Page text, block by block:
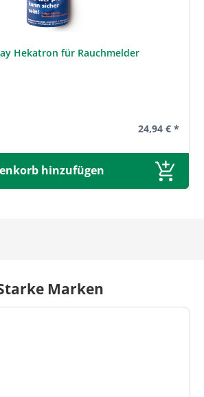
Hekatron für Rauchmelder
Regulärer
24,94 € *
hinzufügen
Marken